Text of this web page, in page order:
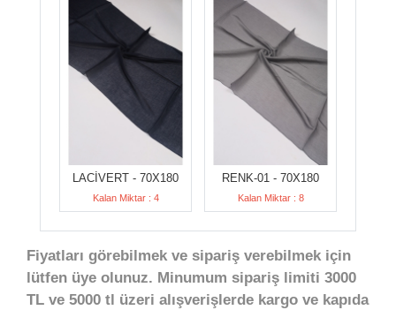
LACİVERT - 70X180
Kalan Miktar : 4
RENK-01 - 70X180
Kalan Miktar : 8
Fiyatları görebilmek ve sipariş verebilmek için
lütfen üye olunuz. Minumum sipariş limiti 3000
TL ve 5000 tl üzeri alışverişlerde kargo ve kapıda